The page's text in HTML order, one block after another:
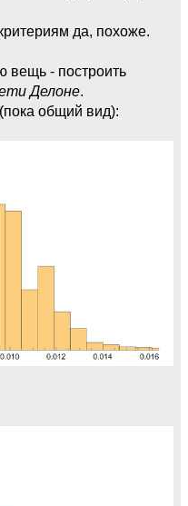
да, похоже.
вещь - построить
Делоне.
общий вид):